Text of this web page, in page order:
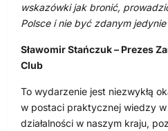
wskazówkijak bronić,
Polsce i nie być zdanym jedynie
Sławomir Stańczuk – Prezes
Club
To wydarzenie jest niezwykłą
w postaci praktycznej wiedzy
działalności w naszym kraju,